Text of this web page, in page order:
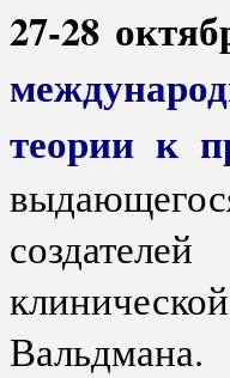
27-28
теории к
Вальдмана.